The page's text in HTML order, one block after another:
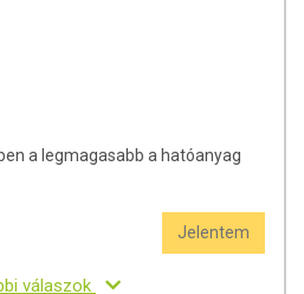
a legmagasabb a hatóanyag
Jelentem
válaszok